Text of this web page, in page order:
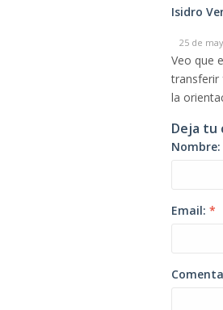
Isidro
25 de
Veo que
transferir
la
Deja tu
Nombre:
Email: *